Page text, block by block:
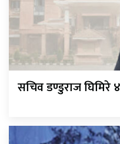
सचिव डण्डुराज घिमिरे